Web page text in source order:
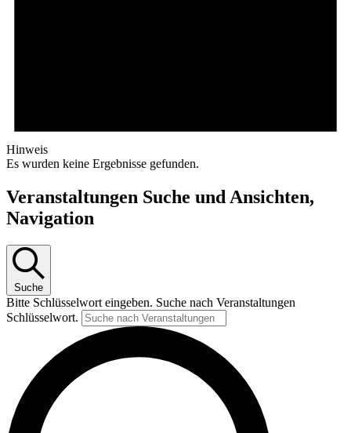
Hinweis
Es wurden keine Ergebnisse gefunden.
Veranstaltungen Suche und Ansichten,
Navigation
Suche
Bitte Schlüsselwort eingeben. Suche nach Veranstaltungen
Schlüsselwort.